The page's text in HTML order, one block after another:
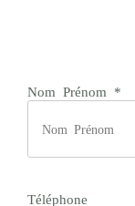
Nom Prénom *
Téléphone